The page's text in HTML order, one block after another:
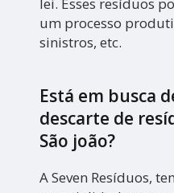
um processo
sinistros, etc.
Está em busca
descarte de
São joão?
A Seven Resíduos,